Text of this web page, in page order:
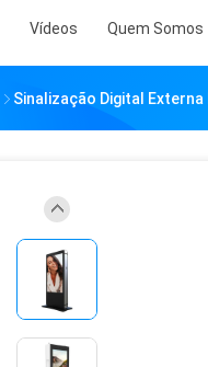
Vídeos Quem Somos
Sinalização Digital